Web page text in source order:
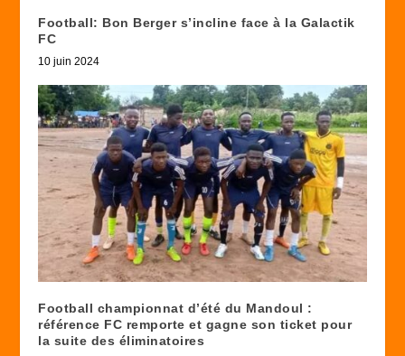
Football: Bon Berger s’incline face à la Galactik
FC
10 juin 2024
Football championnat d’été du Mandoul :
référence FC remporte et gagne son ticket pour
la suite des éliminatoires